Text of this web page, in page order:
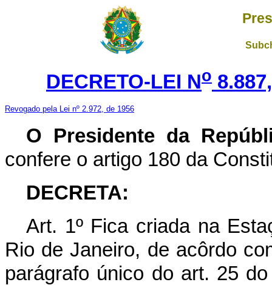
DECRETO-LEI No
Revogado pela Lei nº 2.972, de 1956
O Presidente da
confere o artigo 180 da
DECRETA:
Art. 1º Fica criada na
Rio de Janeiro, de acôrdo
parágrafo único do art. 25